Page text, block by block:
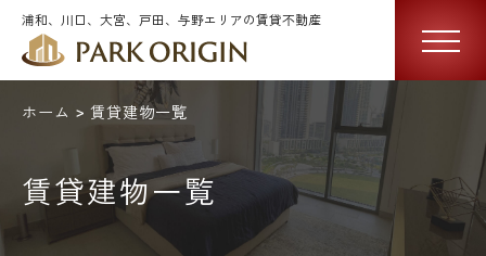
浦和、川口、大宮、戸田、与野エリアの賃貸不動産
ホーム 賃貸建物一覧
賃貸建物一覧